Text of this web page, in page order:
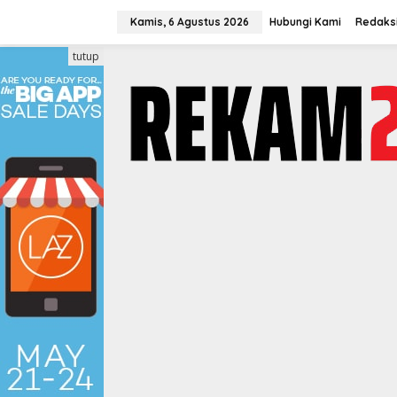
konten
Kamis, 6 Agustus 2026 Hubungi Kami
tutup